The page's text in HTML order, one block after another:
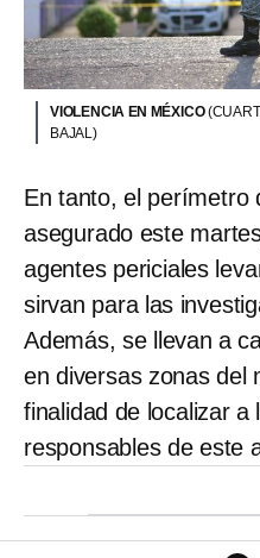
VIOLENCIA EN MÉXICO
BAJAL)
En tanto, el perímetro
asegurado este
agentes periciales
sirvan para las
Además, se llevan a
en diversas zonas del
finalidad de localizar a
responsables de este